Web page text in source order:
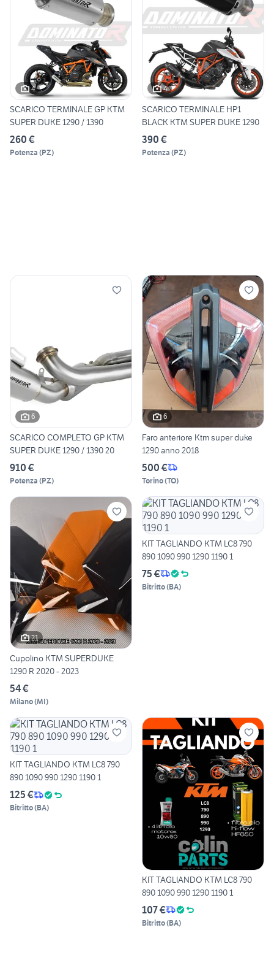
4
SCARICO TERMINALE GP KTM
SUPER DUKE 1290 / 1390
260 €
Potenza (PZ)
4
SCARICO TERMINALE HP1
BLACK KTM SUPER DUKE 1290
390 €
Potenza (PZ)
6
SCARICO COMPLETO GP KTM
SUPER DUKE 1290 / 1390 20
910 €
Potenza (PZ)
6
Faro anteriore Ktm super duke
1290 anno 2018
500 €
Torino(TO)
21
Cupolino KTM SUPERDUKE
1290 R 2020 - 2023
54 €
Milano(MI)
KIT TAGLIANDO KTM LC8 790
890 1090 990 1290 1190 1
75 €
Bitritto(BA)
KIT TAGLIANDO KTM LC8 790
890 1090 990 1290 1190 1
125 €
Bitritto(BA)
KIT TAGLIANDO KTM LC8 790
890 1090 990 1290 1190 1
107 €
Bitritto(BA)